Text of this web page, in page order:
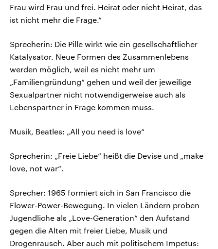
Frau wird Frau und frei. Heirat oder nicht Heirat, das
ist nicht mehr die Frage.“
Sprecherin: Die Pille wirkt wie ein gesellschaftlicher
Katalysator. Neue Formen des Zusammenlebens
werden möglich, weil es nicht mehr um
„Familiengründung“ gehen und weil der jeweilige
Sexualpartner nicht notwendigerweise auch als
Lebenspartner in Frage kommen muss.
Musik, Beatles: „All you need is love“
Sprecherin: „Freie Liebe“ heißt die Devise und „make
love, not war“.
Sprecher: 1965 formiert sich in San Francisco die
Flower-Power-Bewegung. In vielen Ländern proben
Jugendliche als „Love-Generation“ den Aufstand
gegen die Alten mit freier Liebe, Musik und
Drogenrausch. Aber auch mit politischem Impetus: